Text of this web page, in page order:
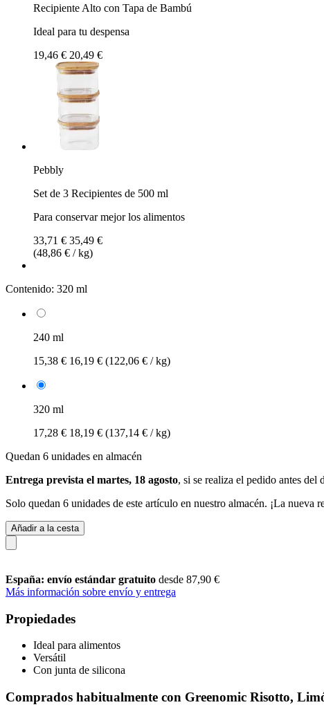
Recipiente Alto con Tapa de Bambú
Ideal para tu despensa
19,46 € 20,49 €
Pebbly
Set de 3 Recipientes de 500 ml
Para conservar mejor los alimentos
33,71 € 35,49 €
(48,86 € / kg)
Contenido: 320 ml
240 ml
15,38 € 16,19 € (122,06 € / kg)
320 ml
17,28 € 18,19 € (137,14 € / kg)
Quedan 6 unidades en almacén
Entrega prevista el martes, 18 agosto, si se realiza el pedido antes del
Solo quedan 6 unidades de este artículo en nuestro almacén. ¡La nueva
Añadir a la cesta
España: envío estándar gratuito desde 87,90 €
Más información sobre envío y entrega
Propiedades
Ideal para alimentos
Versátil
Con junta de silicona
Comprados habitualmente con Greenomic Risotto,